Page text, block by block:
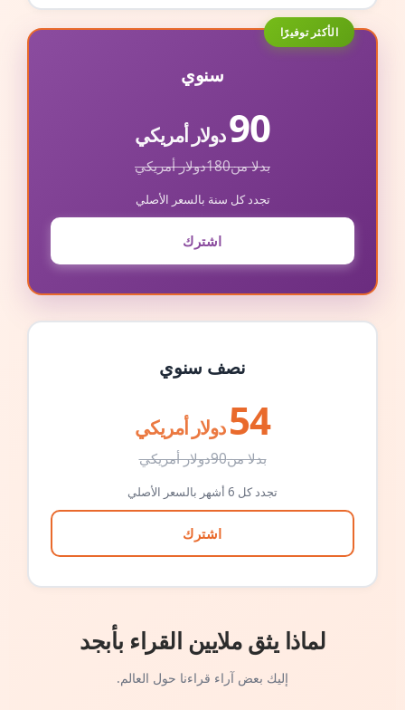
الأكثر توفيرًا
سنوي
90دولار أمريكي
بدلا من180دولار أمريكي
تجدد كل سنة بالسعر الأصلي
اشترك
نصف سنوي
54 دولار أمريكي
بدلا من90دولار أمريكي
تجدد كل 6 أشهر بالسعر الأصلي
اشترك
لماذا يثق ملايين القراء بأبجد
إليك بعض آراء قراءنا حول العالم.